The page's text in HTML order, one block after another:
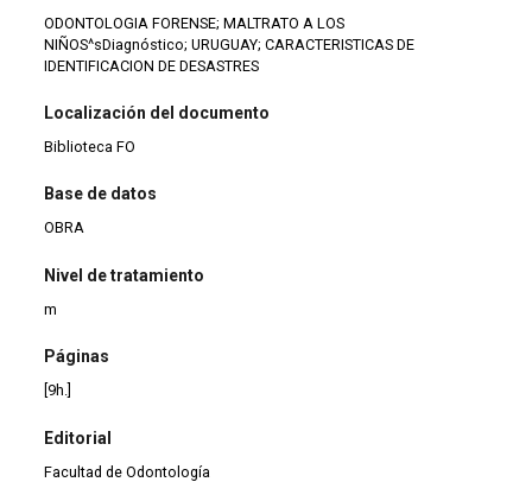
ODONTOLOGIA FORENSE; MALTRATO A LOS
NIÑOS^sDiagnóstico; URUGUAY; CARACTERISTICAS DE
IDENTIFICACION DE DESASTRES
Localización del documento
Biblioteca FO
Base de datos
OBRA
Nivel de tratamiento
m
Páginas
[9h.]
Editorial
Facultad de Odontología